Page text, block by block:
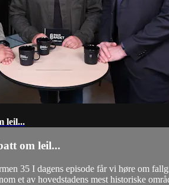
leil...
om leil...
35 I dagens episode får vi høre om
et av hovedstadens mest historiske